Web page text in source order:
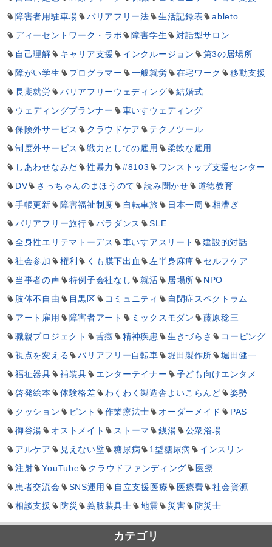
障害者用駐車場
バリアフリー法 生活記録表
ableto
ディーセントワーク・ラボ
障害学生
対話型サロン
自己理解
キャリア支援 インクルージョン
第3の居場所
障がい学生
プログラマー 一般就労 在宅ワーク
移動支援
長期就労
バリアフリーウェディング
結婚式
ウェディングプランナー
車いすウェディング
保険外サービス
クラウドケア
テクノツール
制度外サービス
戦力としての雇用
柔軟な雇用
しあわせなみだ
性暴力 #8103
ワンストップ支援センター
DV
さっちゃんのまほうのて 読み聞かせ
道徳教育
手帳更新
障害福祉制度 自転車旅 日本一周
相漕ぎ
バリアフリー旅行
パラダンス
SLE
全身性エリテマトーデス
車いすアスリート
建設的対話
社会参加
権利 くも膜下出血 左半身麻痺
セルフケア
当事者の声
特例子会社なし 就活 居場所
NPO
肢体不自由
目黒区 コミュニティ
自閉症スペクトラム
アート雇用
障害者アート ミックスモダン
藤原稔三
職親プロジェクト
舌癌 精神疾患 生きづらさ
コーピング
視点を変える
バリアフリー自転車 堀田製作所
堀田健一
福祉器具
補装具 エンターテイナー
子ども向けエンタメ
啓発絵本
体験格差 わくわく製造舎よいこらんど
姿勢
クッション
ピント 作業療法士 オーダーメイド
PAS
御谷湯
オストメイト ストーマ 銭湯
公衆浴場
アルケア
見えない壁 糖尿病 1型糖尿病
インスリン
注射
YouTube クラウドファンディング
医療
患者交流会
SNS運用 自立支援医療 医療費
社会資源
相談支援
防災 義肢装具士 地震 災害 防災士
カテゴリ